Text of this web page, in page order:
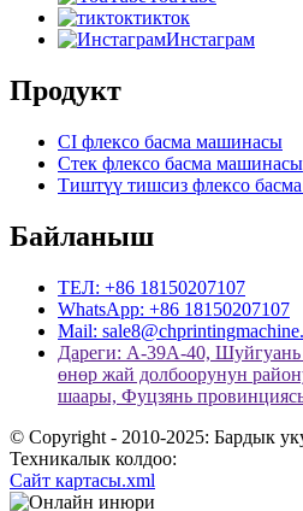
тикток
Инстаграм
Продукт
CI флексо басма машинасы
Стек флексо басма машинасы
Тиштүү тишсиз флексо басма
Байланыш
ТЕЛ: +86 18150207107
WhatsApp: +86 18150207107
Mail:
Дареги: А-39A-40,
өнөр жай долбоорунун
шаары, Фуцзянь
© Copyright - 2010-2025: Бардык
Техникалык колдоо:
Сайт картасы.xml